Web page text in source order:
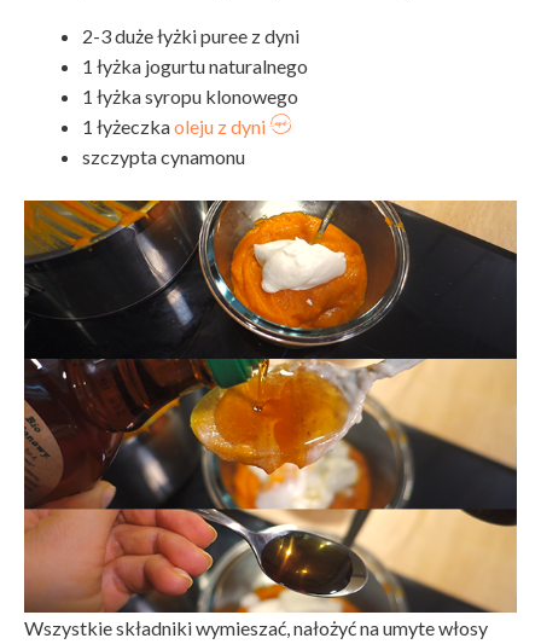
2-3 duże łyżki puree z dyni
1 łyżka jogurtu naturalnego
1 łyżka syropu klonowego
1 łyżeczkaoleju z dyni
szczypta cynamonu
Wszystkie składniki wymieszać, nałożyć na umyte włosy